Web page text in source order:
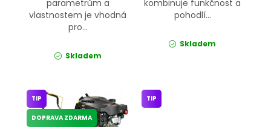
parametrům a
vlastnostem je vhodná
pro...
Skladem
kombinuje funkčnost a
pohodlí...
Skladem
TIP
DOPRAVA ZDARMA
TIP